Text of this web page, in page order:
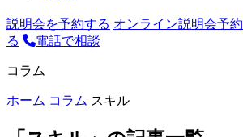
説明会を予約する オンライン説明会予約
る
電話で相談
コラム
ホーム コラム スキル